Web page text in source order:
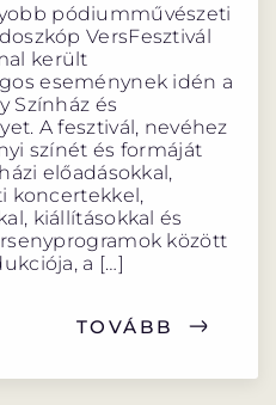
pódiumművészeti
VersFesztivál
került
eseménynek idén a
Színház és
A fesztivál, nevéhez
színét és formáját
előadásokkal,
koncertekkel,
kiállításokkal és
között
a […]
TOVÁBB